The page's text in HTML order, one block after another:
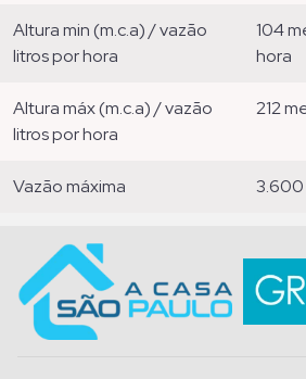
altura min (m.c.a) / vazão
litros por hora
104 metros / 3.600 litros
hora
altura máx (m.c.a) / vazão
litros por hora
212
vazão máxima